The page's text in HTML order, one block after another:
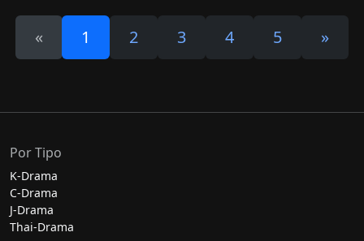
« 1 2 3 4 5 »
Por Tipo
K-Drama
C-Drama
J-Drama
Thai-Drama